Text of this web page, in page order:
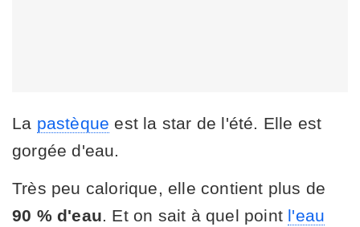
La pastèque est la star de l'été. Elle est
gorgée d'eau.
Très peu calorique, elle contient plus de
90 % d'eau . Et on sait à quel point l'eau